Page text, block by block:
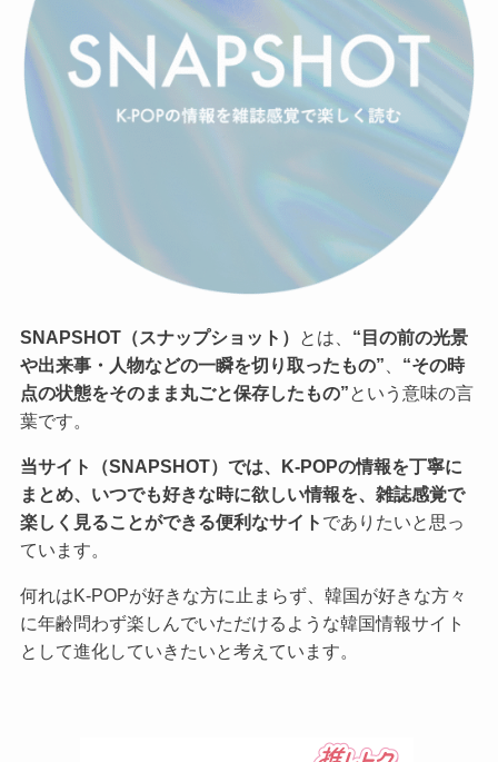
SNAPSHOT（スナップショット） とは、 “目の前の光景
や出来事・人物などの一瞬を切り取ったもの”
“その時
点の状態をそのまま丸ごと保存したもの”という意味の言
葉です。
当サイト（SNAPSHOT）では、K-POPの情報を丁寧に
まとめ、いつでも好きな時に欲しい情報を、雑誌感覚で
楽しく見ることができる便利なサイト でありたいと思っ
ています。
何れはK-POPが好きな方に止まらず、韓国が好きな方々
に年齢問わず楽しんでいただけるような韓国情報サイト
として進化していきたいと考えています。